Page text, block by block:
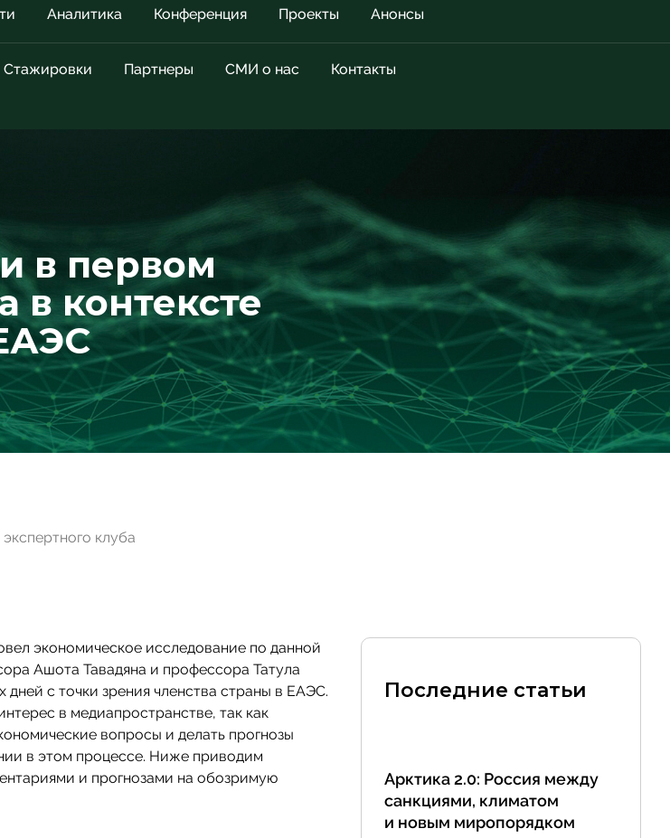
Аналитика Конференция Проекты Анонсы
Стажировки Партнеры СМИ о нас Контакты
в первом
в контексте
клуба
экономическое исследование по данной
Ашота Тавадяна и профессора Татула
с точки зрения членства страны в ЕАЭС.
в медиапространстве, так как
вопросы и делать прогнозы
в этом процессе. Ниже приводим
и прогнозами на обозримую
Последние статьи
Арктика 2.0: Россия между
санкциями, климатом
и новым миропорядком